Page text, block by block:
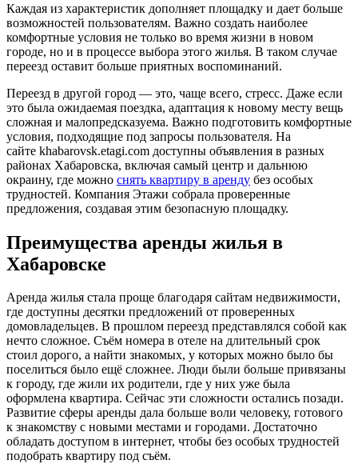
Каждая из характеристик дополняет площадку и дает больше
возможностей пользователям. Важно создать наиболее
комфортные условия не только во время жизни в новом
городе, но и в процессе выбора этого жилья. В таком случае
переезд оставит больше приятных воспоминаний.
Переезд в другой город — это, чаще всего, стресс. Даже если
это была ожидаемая поездка, адаптация к новому месту вещь
сложная и малопредсказуема. Важно подготовить комфортные
условия, подходящие под запросы пользователя. На
сайте khabarovsk.etagi.com доступны объявления в разных
районах Хабаровска, включая самый центр и дальнюю
окраину, где можно снять квартиру в аренду без особых
трудностей. Компания Этажи собрала проверенные
предложения, создавая этим безопасную площадку.
Преимущества аренды жилья в
Хабаровске
Аренда жилья стала проще благодаря сайтам недвижимости,
где доступны десятки предложений от проверенных
домовладельцев. В прошлом переезд представлялся собой как
нечто сложное. Съём номера в отеле на длительный срок
стоил дорого, а найти знакомых, у которых можно было бы
поселиться было ещё сложнее. Люди были больше привязаны
к городу, где жили их родители, где у них уже была
оформлена квартира. Сейчас эти сложности остались позади.
Развитие сферы аренды дала больше воли человеку, готового
к знакомству с новыми местами и городами. Достаточно
обладать доступом в интернет, чтобы без особых трудностей
подобрать квартиру под съём.